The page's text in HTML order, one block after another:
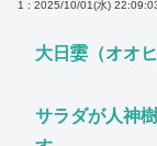
1 : 2025/10/01(水)
大日孁（オオヒ
サラダが人神